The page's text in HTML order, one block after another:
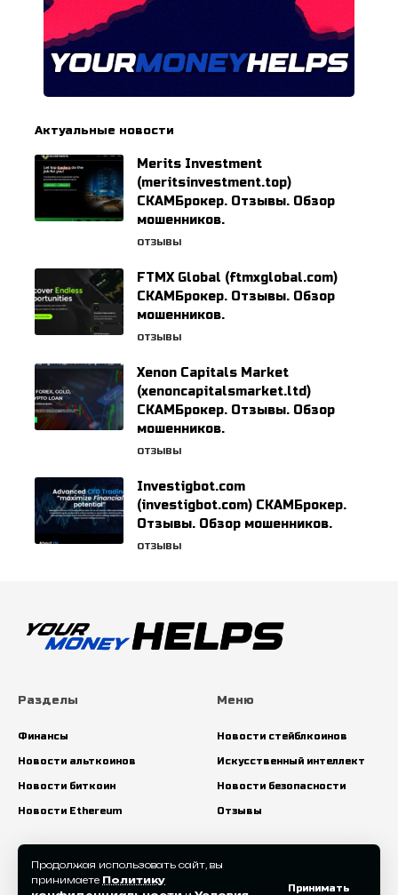
Продолжая использовать сайт, вы
принимаете Политику
Принимать
Актуальные новости
Merits Investment
(meritsinvestment.top)
СКАМБрокер. Отзывы. Обзор
мошенников.
ОТЗЫВЫ
FTMX Global (ftmxglobal.com)
СКАМБрокер. Отзывы. Обзор
мошенников.
ОТЗЫВЫ
Xenon Capitals Market
(xenoncapitalsmarket.ltd)
СКАМБрокер. Отзывы. Обзор
мошенников.
ОТЗЫВЫ
Investigbot.com
(investigbot.com) СКАМБрокер.
Отзывы. Обзор мошенников.
ОТЗЫВЫ
Разделы
Финансы
Новости альткоинов
Новости биткоин
Новости Ethereum
Меню
Новости стейблкоинов
Искусственный интеллект
Новости безопасности
Отзывы
Искать: